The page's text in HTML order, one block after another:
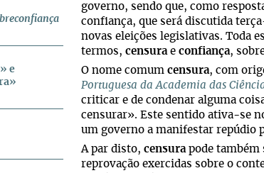
e
governo, sendo que, como
confiança, que será discutida
novas eleições legislativas. Toda
termos, censurae confiança,
O nome comum censura, com
Portuguesa da Academia das
criticar e de condenar alguma
censurar». Este sentido ativa-se
um governo a manifestar repúdio
A par disto, censurapode também
reprovação exercidas sobre o